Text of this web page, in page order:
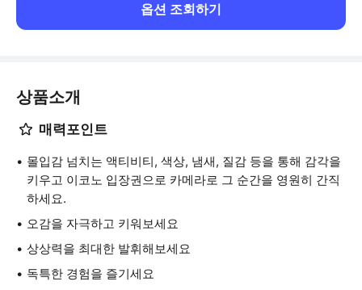
옵션 조회하기
상품소개
매력포인트
몰입감 넘치는 액티비티, 색상, 냄새, 질감 등을 통해 감각을
키우고 이코노 입장권으로 카메라로 그 순간을 영원히 간직
하세요.
오감을 자극하고 키워보세요
상상력을 최대한 발휘해보세요
독특한 경험을 즐기세요